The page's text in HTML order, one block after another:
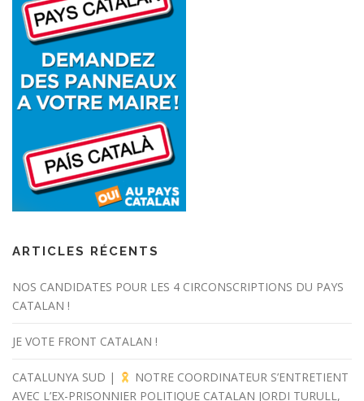
ARTICLES RÉCENTS
NOS CANDIDATES POUR LES 4 CIRCONSCRIPTIONS DU PAYS
CATALAN !
JE VOTE FRONT CATALAN !
CATALUNYA SUD |
NOTRE COORDINATEUR S’ENTRETIENT
AVEC L’EX-PRISONNIER POLITIQUE CATALAN JORDI TURULL,